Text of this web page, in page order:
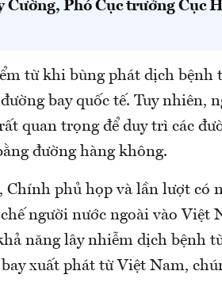
Cường, Phó Cục trưởng Cục
từ khi bùng phát dịch bệnh
bay quốc tế. Tuy nhiên,
quan trọng để duy trì các
đường hàng không.
Chính phủ họp và lần lượt có
người nước ngoài vào Việt
năng lây nhiễm dịch bệnh
xuất phát từ Việt Nam,